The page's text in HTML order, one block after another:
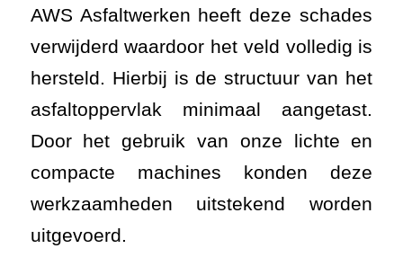
AWS Asfaltwerken heeft deze schades
verwijderd waardoor het veld volledig is
hersteld. Hierbij is de structuur van het
asfaltoppervlak minimaal aangetast.
Door het gebruik van onze lichte en
compacte machines konden deze
werkzaamheden uitstekend worden
uitgevoerd.